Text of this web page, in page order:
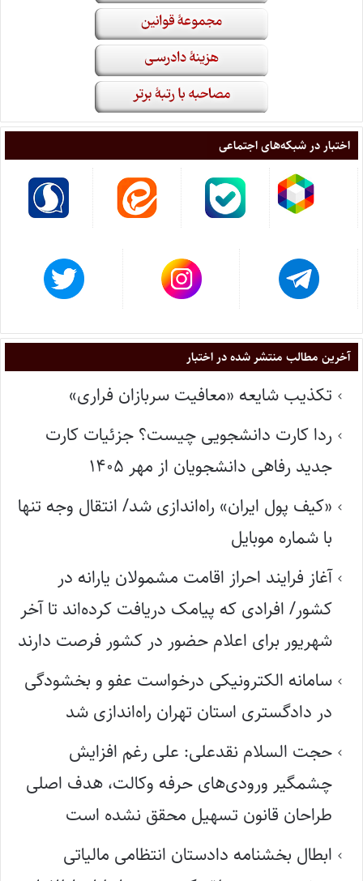
اختبار در شبکه‌های اجتماعی
آخرین مطالب منتشر شده در اختبار
تکذیب شایعه «معافیت سربازان فراری»
ردا کارت دانشجویی چیست؟ جزئیات کارت
جدید رفاهی دانشجویان از مهر ۱۴۰۵
«کیف پول ایران» راه‌اندازی شد/ انتقال وجه تنها
با شماره موبایل
آغاز فرایند احراز اقامت مشمولان یارانه در
کشور/ افرادی که پیامک دریافت کرده‌اند تا آخر
شهریور برای اعلام حضور در کشور فرصت دارند
سامانه الکترونیکی درخواست عفو و بخشودگی
در دادگستری استان تهران راه‌اندازی شد
حجت السلام نقدعلی: علی رغم افزایش
چشمگیر ورودی‌های حرفه وکالت، هدف اصلی
طراحان قانون تسهیل محقق نشده است
ابطال بخشنامه دادستان انتظامی مالیاتی